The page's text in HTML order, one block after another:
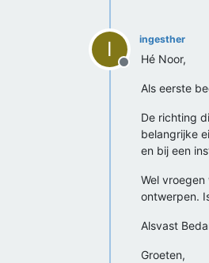
I
Offline
ingesther
Hé Noor,
Als eerste
De richting
belangrijke
en bij een
Wel
ontwerpen.
Alsvast
Groeten,